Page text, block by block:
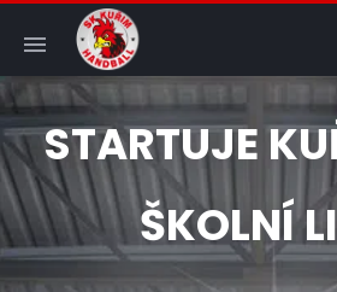
STARTUJE
ŠKOLNÍ